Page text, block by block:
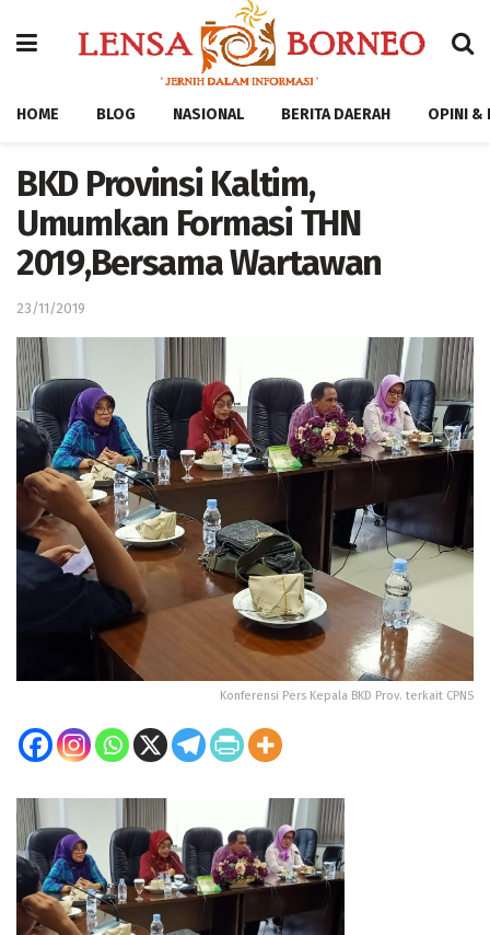
HOME BLOG NASIONAL BERITA DAERAH OPINI &
BKD Provinsi Kaltim,
Umumkan Formasi THN
2019,Bersama Wartawan
23/11/2019
Konferensi Pers Kepala BKD Prov. terkait CPNS